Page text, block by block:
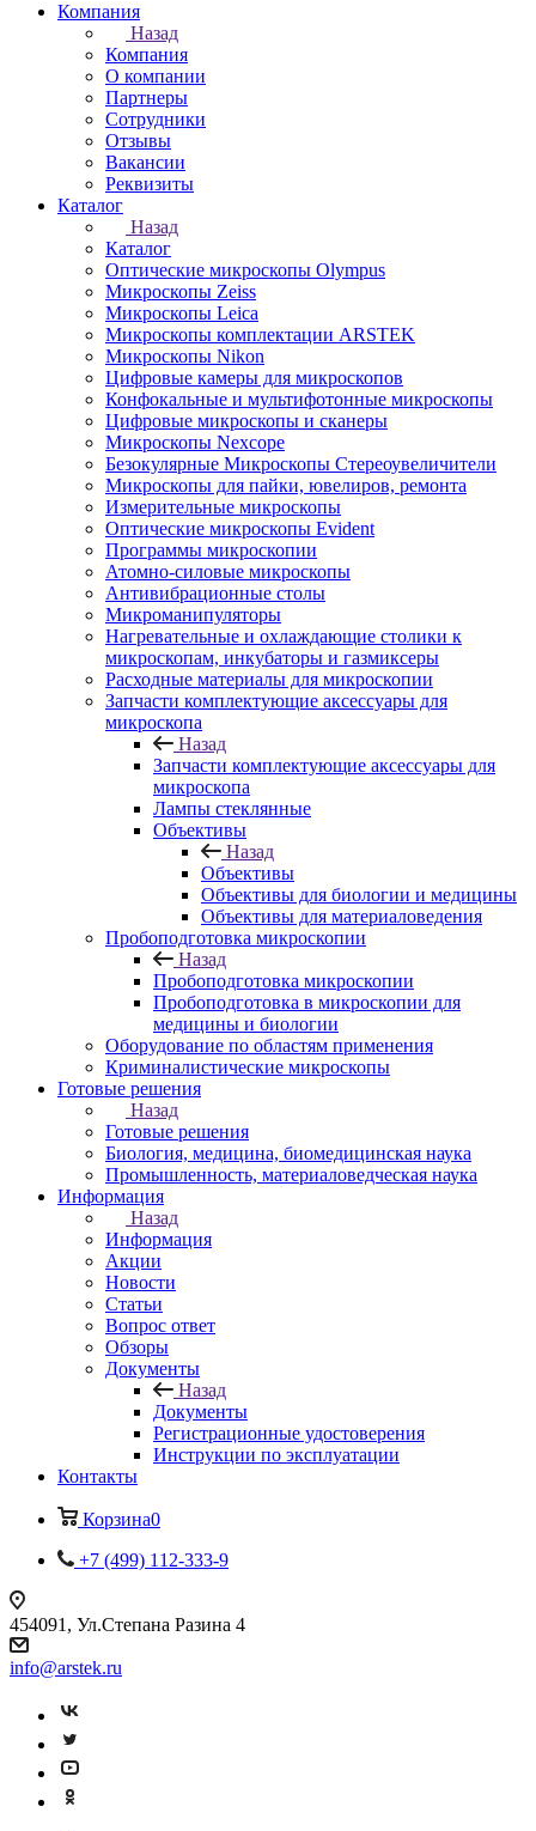
Компания
Назад
Компания
О компании
Партнеры
Сотрудники
Отзывы
Вакансии
Реквизиты
Каталог
Назад
Каталог
Оптические микроскопы Olympus
Микроскопы Zeiss
Микроскопы Leica
Микроскопы комплектации ARSTEK
Микроскопы Nikon
Цифровые камеры для микроскопов
Конфокальные и мультифотонные микроскопы
Цифровые микроскопы и сканеры
Микроскопы Nexcope
Безокулярные Микроскопы Стереоувеличители
Микроскопы для пайки, ювелиров, ремонта
Измерительные микроскопы
Оптические микроскопы Evident
Программы микроскопии
Атомно-силовые микроскопы
Антивибрационные столы
Микроманипуляторы
Нагревательные и охлаждающие столики к
микроскопам, инкубаторы и газмиксеры
Расходные материалы для микроскопии
Запчасти комплектующие аксессуары для
микроскопа
Назад
Запчасти комплектующие аксессуары для
микроскопа
Лампы стеклянные
Объективы
Назад
Объективы
Объективы для биологии и медицины
Объективы для материаловедения
Пробоподготовка микроскопии
Назад
Пробоподготовка микроскопии
Пробоподготовка в микроскопии для
медицины и биологии
Оборудование по областям применения
Криминалистические микроскопы
Готовые решения
Назад
Готовые решения
Биология, медицина, биомедицинская наука
Промышленность, материаловедческая наука
Информация
Назад
Информация
Акции
Новости
Статьи
Вопрос ответ
Обзоры
Документы
Назад
Документы
Регистрационные удостоверения
Инструкции по эксплуатации
Контакты
Корзина0
+7 (499) 112-333-9
454091, Ул.Степана Разина 4
info@arstek.ru